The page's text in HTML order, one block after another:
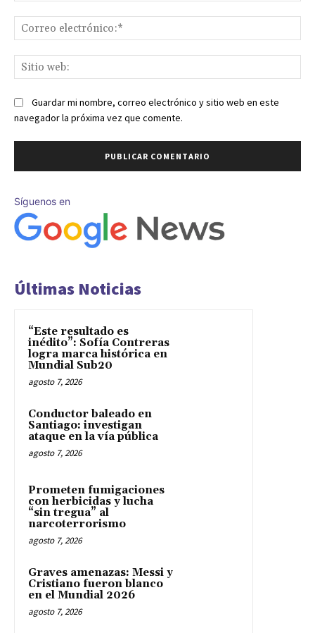
Guardar mi nombre, correo electrónico y sitio web en este
navegador la próxima vez que comente.
Síguenos en
Últimas Noticias
“Este resultado es
inédito”: Sofía Contreras
logra marca histórica en
Mundial Sub20
agosto 7, 2026
Conductor baleado en
Santiago: investigan
ataque en la vía pública
agosto 7, 2026
Prometen fumigaciones
con herbicidas y lucha
“sin tregua” al
narcoterrorismo
agosto 7, 2026
Graves amenazas: Messi y
Cristiano fueron blanco
en el Mundial 2026
agosto 7, 2026